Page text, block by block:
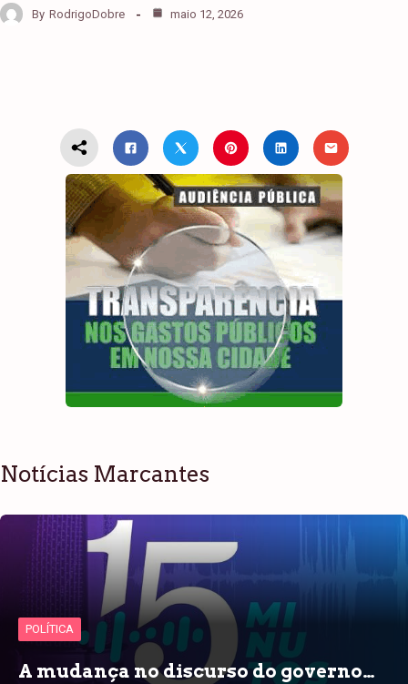
By RodrigoDobre maio 12, 2026
Notícias Marcantes
POLÍTICA
A mudança no discurso do governo…